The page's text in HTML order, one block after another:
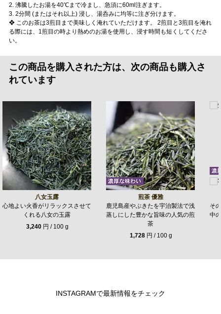
2. 沸騰したお湯を40℃まで冷まし、急須に60ml注ぎます。
3. 2分間 (またはそれ以上) 浸し、湯呑みに均等に注ぎ分けます。
❖ このお茶は3煎目まで美味しく淹れていただけます。 2煎目と3煎目を淹れ
る際には、1煎目の時より熱めのお湯を使用し、浸す時間も短くしてくださ
い。
この商品を購入された方は、次の商品も購入さ
れています
八女玉露
心地よい火香がリラックスさせて
くれる八女の玉露
3,240 円 / 100 g
煎茶 優雅
鹿児島産やぶきたを宇治製法で浅
蒸しにした豊かな旨味の人気の煎
茶
1,728 円 / 100 g
そ
中
INSTAGRAMで最新情報をチェック